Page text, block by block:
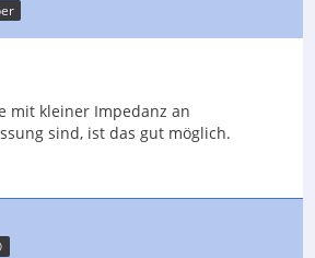
mit kleiner Impedanz an
sind, ist das gut möglich.